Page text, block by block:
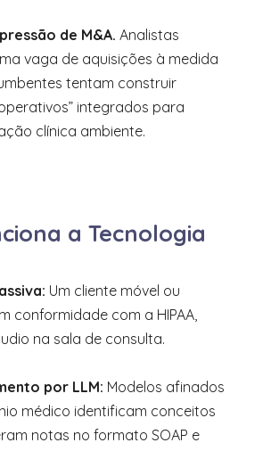
de M&A. Analistas
vaga de aquisições à medida
tentam construir
integrados para
clínica ambiente.
a Tecnologia
Um cliente móvel ou
conformidade com a HIPAA,
na sala de consulta.
por LLM: Modelos afinados
médico identificam conceitos
notas no formato SOAP e